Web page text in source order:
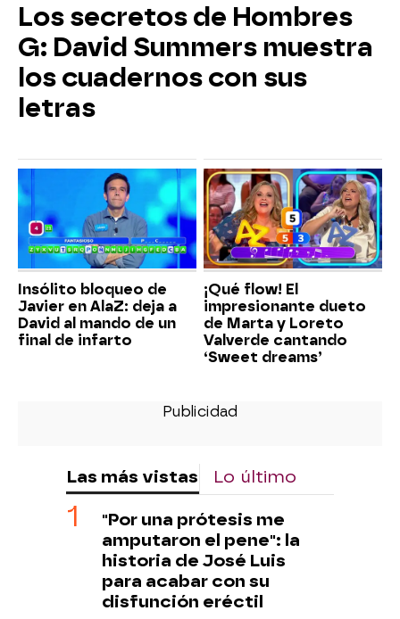
Los secretos de Hombres
G: David Summers muestra
los cuadernos con sus
letras
Insólito bloqueo de
Javier en AlaZ: deja a
David al mando de un
final de infarto
¡Qué flow! El
impresionante dueto
de Marta y Loreto
Valverde cantando
‘Sweet dreams’
Las más vistas Lo último
"Por una prótesis me
amputaron el pene": la
historia de José Luis
para acabar con su
disfunción eréctil